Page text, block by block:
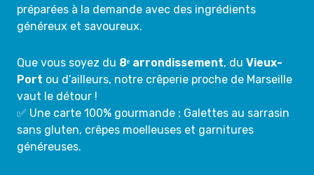
préparées à la demande avec des ingrédients
généreux et savoureux.
Que vous soyez du 8ᵉ arrondissement, du Vieux-
Port ou d’ailleurs, notre crêperie proche de Marseille
vaut le détour !
✅ Une carte 100% gourmande : Galettes au sarrasin
sans gluten, crêpes moelleuses et garnitures
généreuses.